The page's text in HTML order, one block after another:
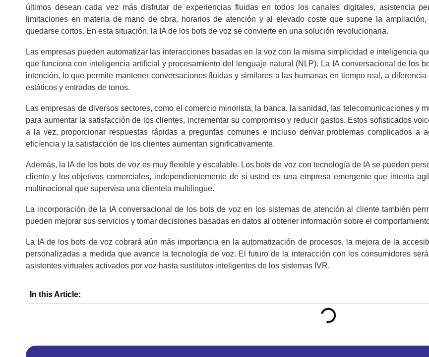
últimos desean cada vez más disfrutar de experiencias fluidas en todos los canales digitales, asistencia
limitaciones en materia de mano de obra, horarios de atención y al elevado coste que supone la
quedarse cortos. En esta situación, la IA de los bots de voz se convierte en una solución revolucionaria.
Las empresas pueden automatizar las interacciones basadas en la voz con la misma simplicidad e inteligencia
que funciona con inteligencia artificial y procesamiento del lenguaje natural (NLP). La IA conversacional de los
intención, lo que permite mantener conversaciones fluidas y similares a las humanas en tiempo real, a
estáticos y entradas de tonos.
Las empresas de diversos sectores, como el comercio minorista, la banca, la sanidad, las telecomunicaciones y
para aumentar la satisfacción de los clientes, incrementar su compromiso y reducir gastos. Estos sofisticados
a la vez, proporcionar respuestas rápidas a preguntas comunes e incluso derivar problemas complicados a
eficiencia y la satisfacción de los clientes aumentan significativamente.
Además, la IA de los bots de voz es muy flexible y escalable. Los bots de voz con tecnología de IA se pueden
cliente y los objetivos comerciales, independientemente de si usted es una empresa emergente que intenta
multinacional que supervisa una clientela multilingüe.
La incorporación de la IA conversacional de los bots de voz en los sistemas de atención al cliente también
pueden mejorar sus servicios y tomar decisiones basadas en datos al obtener información sobre el
La IA de los bots de voz cobrará aún más importancia en la automatización de procesos, la mejora de la
personalizadas a medida que avance la tecnología de voz. El futuro de la interacción con los consumidores
asistentes virtuales activados por voz hasta sustitutos inteligentes de los sistemas IVR.
In this Article: